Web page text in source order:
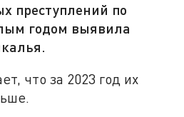
преступлений по
годом выявила
что за 2023 год их